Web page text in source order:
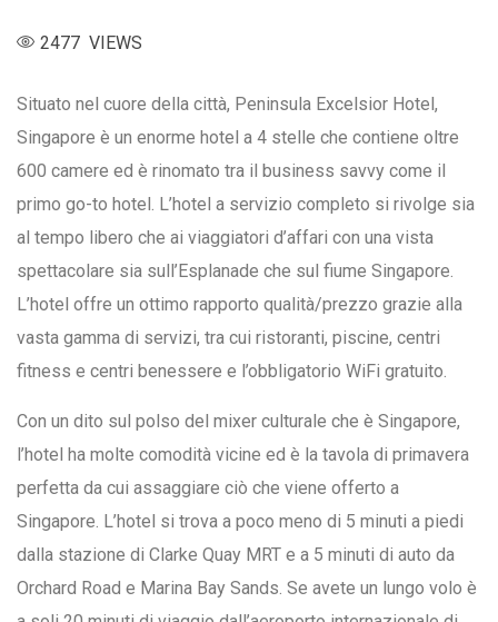
2477 VIEWS
Situato nel cuore della città, Peninsula Excelsior Hotel,
Singapore è un enorme hotel a 4 stelle che contiene oltre
600 camere ed è rinomato tra il business savvy come il
primo go-to hotel. L’hotel a servizio completo si rivolge sia
al tempo libero che ai viaggiatori d’affari con una vista
spettacolare sia sull’Esplanade che sul fiume Singapore.
L’hotel offre un ottimo rapporto qualità/prezzo grazie alla
vasta gamma di servizi, tra cui ristoranti, piscine, centri
fitness e centri benessere e l’obbligatorio WiFi gratuito.
Con un dito sul polso del mixer culturale che è Singapore,
l’hotel ha molte comodità vicine ed è la tavola di primavera
perfetta da cui assaggiare ciò che viene offerto a
Singapore. L’hotel si trova a poco meno di 5 minuti a piedi
dalla stazione di Clarke Quay MRT e a 5 minuti di auto da
Orchard Road e Marina Bay Sands. Se avete un lungo volo è